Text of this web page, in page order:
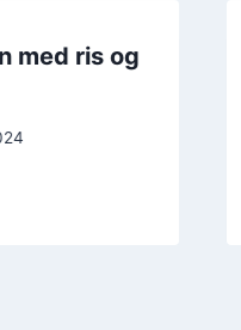
med ris og